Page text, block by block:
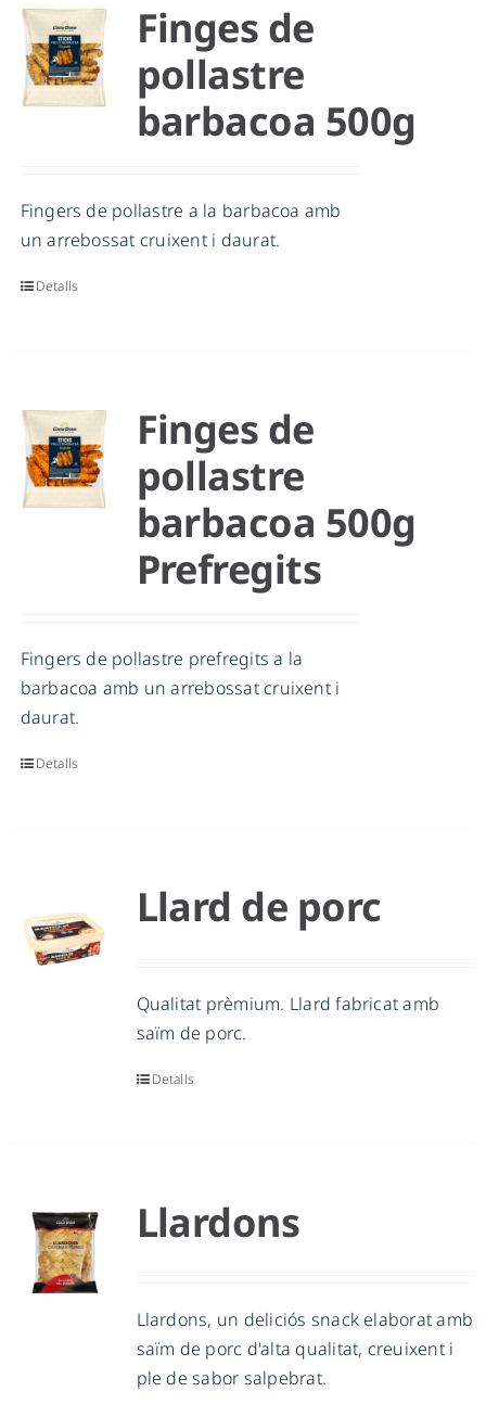
Finges de
pollastre
barbacoa 500g
Fingers de pollastre a la barbacoa amb
un arrebossat cruixent i daurat.
Detalls
Finges de
pollastre
barbacoa 500g
Prefregits
Fingers de pollastre prefregits a la
barbacoa amb un arrebossat cruixent i
daurat.
Detalls
Llard de porc
Qualitat prèmium. Llard fabricat amb
saïm de porc.
Detalls
Llardons
Llardons, un deliciós snack elaborat amb
saïm de porc d'alta qualitat, creuixent i
ple de sabor salpebrat.